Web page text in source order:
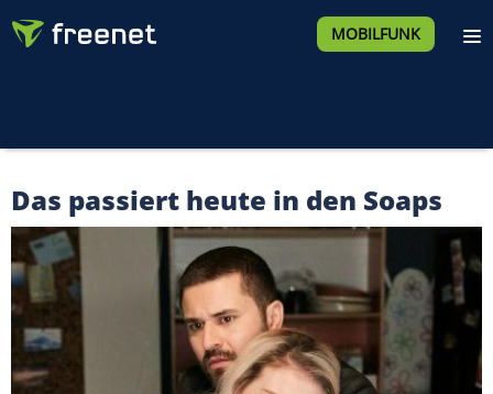
MOBILFUNK
Das passiert heute in den Soaps